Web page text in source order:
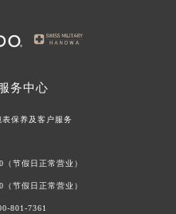
道
务中心
保养及客户服务
节假日正常营业）
节假日正常营业）
801-7361